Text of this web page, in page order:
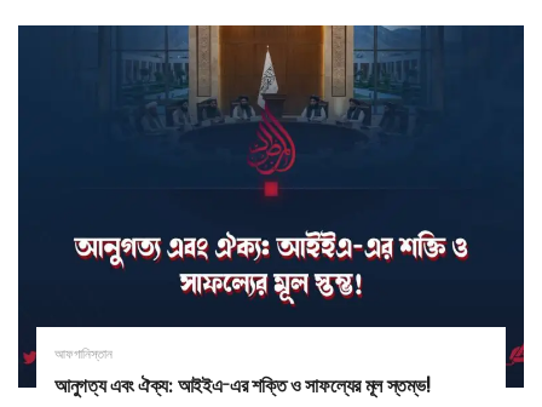
আফগানিস্তান
আনুগত্য এবং ঐক্য: আইইএ-এর শক্তি ও সাফল্যের মূল স্তম্ভ!